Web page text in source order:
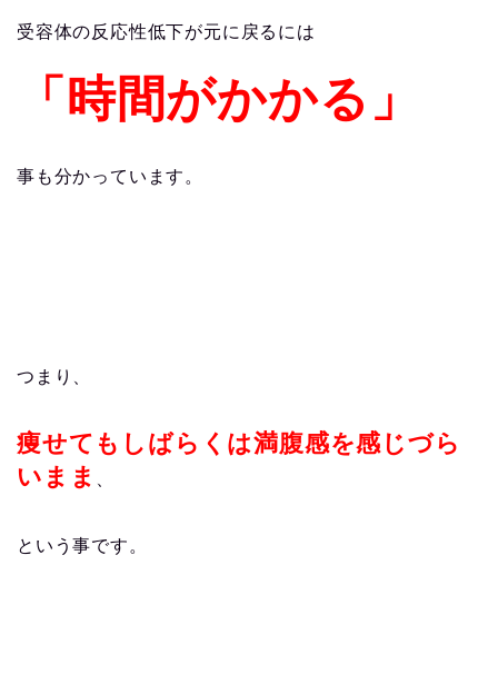
受容体の反応性低下が元に戻るには
「時間がかかる」
事も分かっています。
つまり、
痩せてもしばらくは満腹感を感じづら
いまま
という事です。